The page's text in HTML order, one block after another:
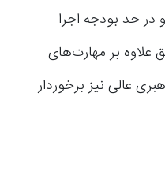
در حد بودجه اجرا
بر مهارت‌های
عالی نیز برخوردار